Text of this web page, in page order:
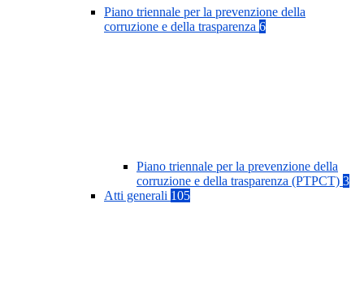
Piano triennale per la prevenzione della
corruzione e della trasparenza 6
Piano triennale per la prevenzione della
corruzione e della trasparenza (PTPCT) 3
Atti generali 105